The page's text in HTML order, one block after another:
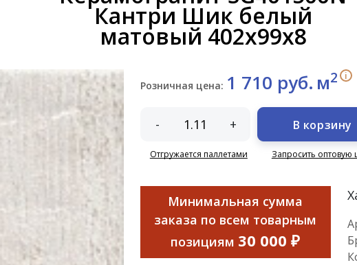
Кантри Шик белый
матовый 402х99х8
Розничная цена: 1 710 руб. м2 i
- +
Отгружается паллетами
В корзину
Запросить оптовую
Минимальная сумма
заказа по всем товарным
позициям 30 000 ₽